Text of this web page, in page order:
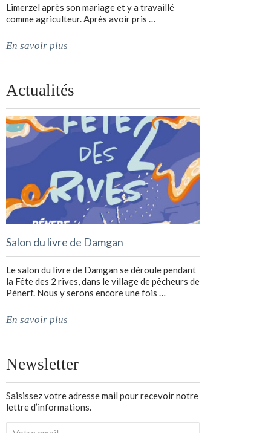
Limerzel après son mariage et y a travaillé
comme agriculteur. Après avoir pris …
En savoir plus
Actualités
Salon du livre de Damgan
Le salon du livre de Damgan se déroule pendant
la Fête des 2 rives, dans le village de pêcheurs de
Pénerf. Nous y serons encore une fois …
En savoir plus
Newsletter
Saisissez votre adresse mail pour recevoir notre
lettre d’informations.